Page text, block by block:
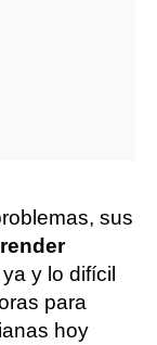
sus
ya y lo difícil
para
hoy